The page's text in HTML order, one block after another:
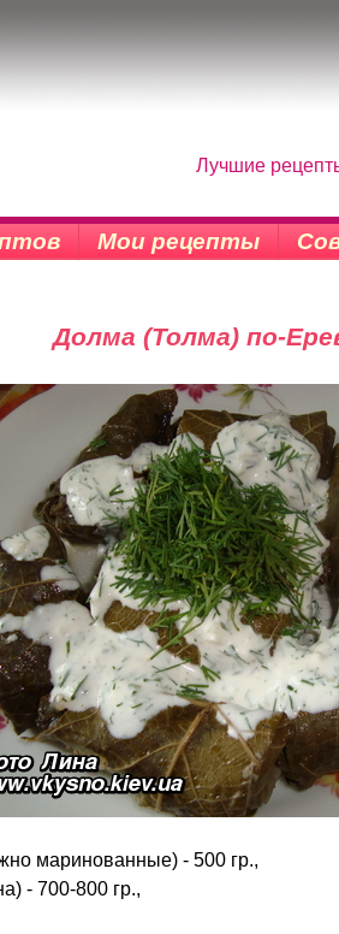
Лучшие
Мои рецепты
Долма (Толма) по-
маринованные) - 500 гр.,
- 700-800 гр.,